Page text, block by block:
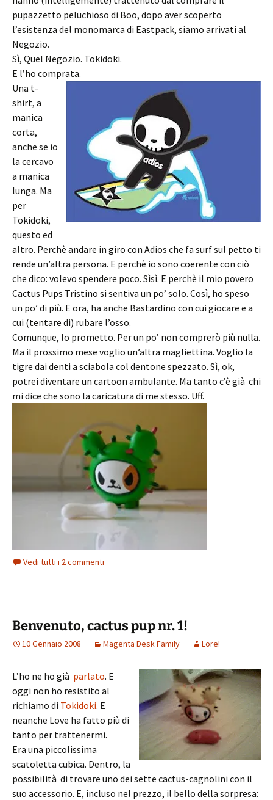
pupazzetto peluchioso di Boo, dopo aver scoperto
l’esistenza del monomarca di Eastpack, siamo arrivati al
Negozio.
Sì, Quel Negozio. Tokidoki.
E l’ho comprata.
Una t-
shirt, a
manica
corta,
anche se io
la cercavo
a manica
lunga. Ma
per
Tokidoki,
questo ed
altro. Perchè andare in giro con Adios che fa surf sul petto ti
rende un’altra persona. E perchè io sono coerente con ciò
che dico: volevo spendere poco. Sìsì. E perchè il mio povero
Cactus Pups Tristino si sentiva un po’ solo. Così, ho speso
un po’ di più. E ora, ha anche Bastardino con cui giocare e a
cui (tentare di) rubare l’osso.
Comunque, lo prometto. Per un po’ non comprerò più nulla.
Ma il prossimo mese voglio un’altra magliettina. Voglio la
tigre dai denti a sciabola col dentone spezzato. Sì, ok,
potrei diventare un cartoon ambulante. Ma tanto c’è già chi
mi dice che sono la caricatura di me stesso. Uff.
Vedi tutti i 2 commenti
Benvenuto, cactus pup nr. 1!
10 Gennaio 2008 Magenta Desk Family Lore!
L’ho ne ho già parlato. E
oggi non ho resistito al
richiamo di Tokidoki. E
neanche Love ha fatto più di
tanto per trattenermi.
Era una piccolissima
scatoletta cubica. Dentro, la
possibilità di trovare uno dei sette cactus-cagnolini con il
suo accessorio. E, incluso nel prezzo, il bello della sorpresa: